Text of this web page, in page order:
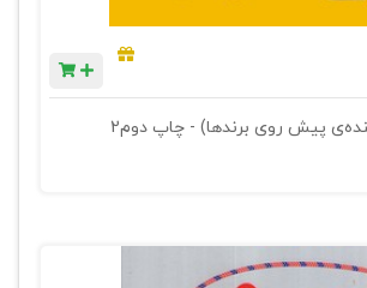
پیش روی برندها) - چاپ دوم2